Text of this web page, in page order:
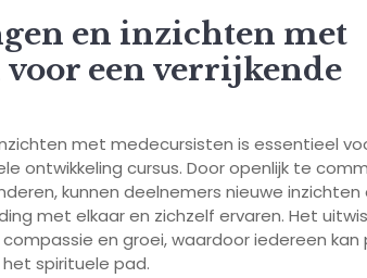
en inzichten met
een verrijkende
met medecursisten is essentieel
ontwikkeling cursus. Door openlijk te
kunnen deelnemers nieuwe
met elkaar en zichzelf ervaren. Het
en groei, waardoor iedereen kan
spirituele pad.